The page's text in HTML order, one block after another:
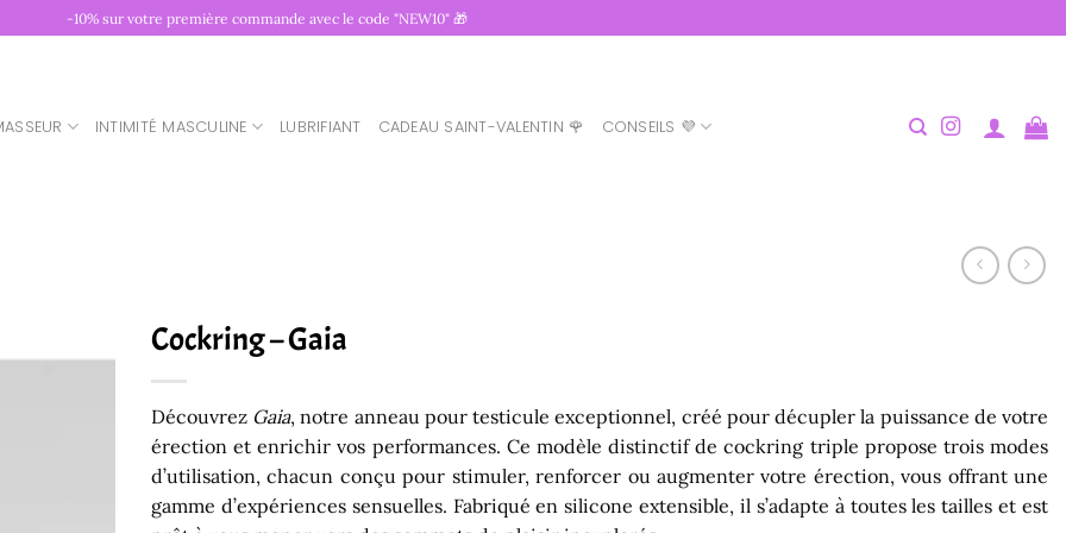
-10% sur votre première commande avec le code "NEW10" 🎁
INTIMITÉ MASCULINE LUBRIFIANT CADEAU SAINT-VALENTIN 🌹 CONSEILS 💜
Cockring – Gaia
Découvrez Gaia, notre anneau pour testicule exceptionnel, créé pour décupler la puissance de votre
érection et enrichir vos performances. Ce modèle distinctif de cockring triple propose trois modes
d’utilisation, chacun conçu pour stimuler, renforcer ou augmenter votre érection, vous offrant une
gamme d’expériences sensuelles. Fabriqué en silicone extensible, il s’adapte à toutes les tailles et est